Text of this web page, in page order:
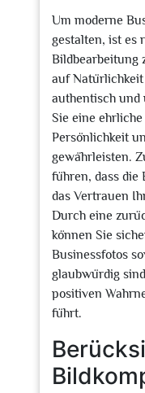
Um moderne
gestalten, ist es
Bildbearbeitung
auf Natürlichkeit
authentisch und
Sie eine
Persönlichkeit
gewährleisten.
führen, dass
das Vertrauen
Durch eine
können Sie
Businessfotos
glaubwürdig
positiven
führt.